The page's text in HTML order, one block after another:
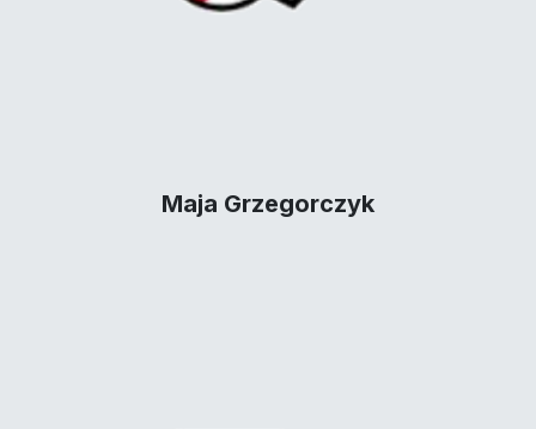
Maja Grzegorczyk